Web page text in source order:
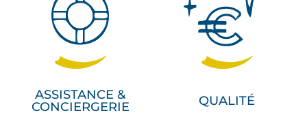
ASSISTANCE &
CONCIERGERIE
QUALITÉ